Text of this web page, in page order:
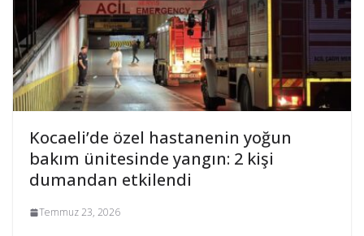
Kocaeli’de özel hastanenin yoğun
bakım ünitesinde yangın: 2 kişi
dumandan etkilendi
Temmuz 23, 2026